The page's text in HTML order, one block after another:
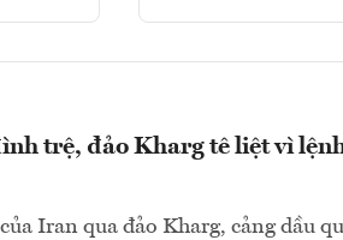
trệ, đảo Kharg tê liệt vì
Iran qua đảo Kharg, cảng dầu